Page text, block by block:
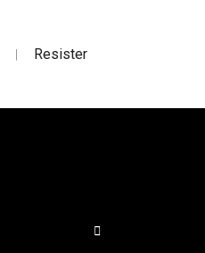
| Resister